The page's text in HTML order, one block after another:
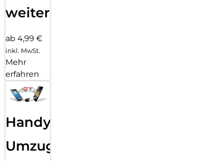
weiter
ab 4,99 €
inkl. MwSt.
Mehr
erfahren
Handy
Umzug